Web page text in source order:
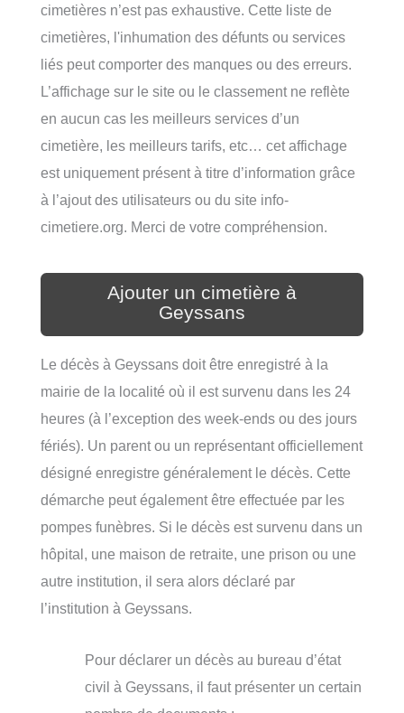
cimetières n’est pas exhaustive. Cette liste de
cimetières, l'inhumation des défunts ou services
liés peut comporter des manques ou des erreurs.
L’affichage sur le site ou le classement ne reflète
en aucun cas les meilleurs services d’un
cimetière, les meilleurs tarifs, etc… cet affichage
est uniquement présent à titre d’information grâce
à l’ajout des utilisateurs ou du site info-
cimetiere.org. Merci de votre compréhension.
Ajouter un cimetière à
Geyssans
Le décès à Geyssans doit être enregistré à la
mairie de la localité où il est survenu dans les 24
heures (à l’exception des week-ends ou des jours
fériés). Un parent ou un représentant officiellement
désigné enregistre généralement le décès. Cette
démarche peut également être effectuée par les
pompes funèbres. Si le décès est survenu dans un
hôpital, une maison de retraite, une prison ou une
autre institution, il sera alors déclaré par
l’institution à Geyssans.
Pour déclarer un décès au bureau d’état
civil à Geyssans, il faut présenter un certain